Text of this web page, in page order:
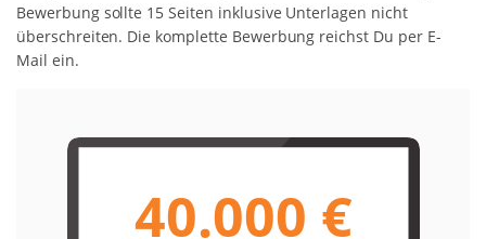
Bewerbung sollte 15 Seiten inklusive Unterlagen nicht
überschreiten. Die komplette Bewerbung reichst Du per E-
Mail ein.
40.000 €